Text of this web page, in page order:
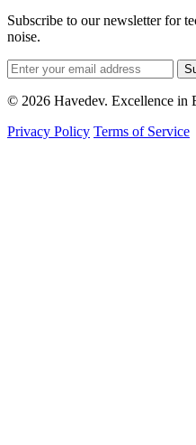
Subscribe to our newsletter for
noise.
© 2026 Havedev. Excellence in
Privacy Policy Terms of Service